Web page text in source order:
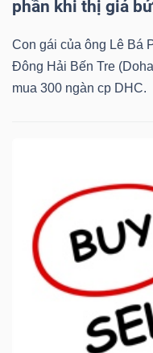
phần khi thị giá
Con gái của ông Lê Bá
Đông Hải Bến Tre
mua 300 ngàn cp DHC.